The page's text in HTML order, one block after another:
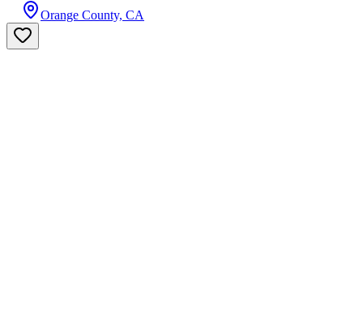
Orange County, CA